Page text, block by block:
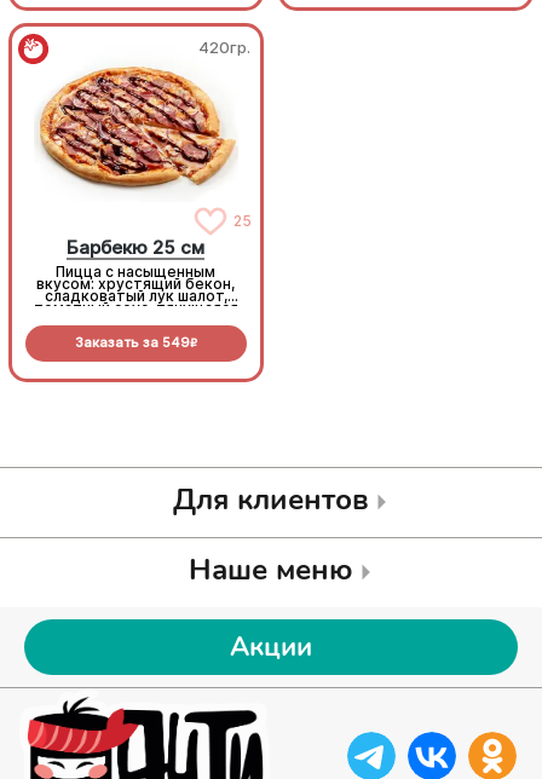
420гр.
25
Барбекю 25 см
Пицца с насыщенным
вкусом: хрустящий бекон,
сладковатый лук шалот,
томатный соус, тянущаяся
Заказать за 549R
Для клиентов
Наше меню
Акции